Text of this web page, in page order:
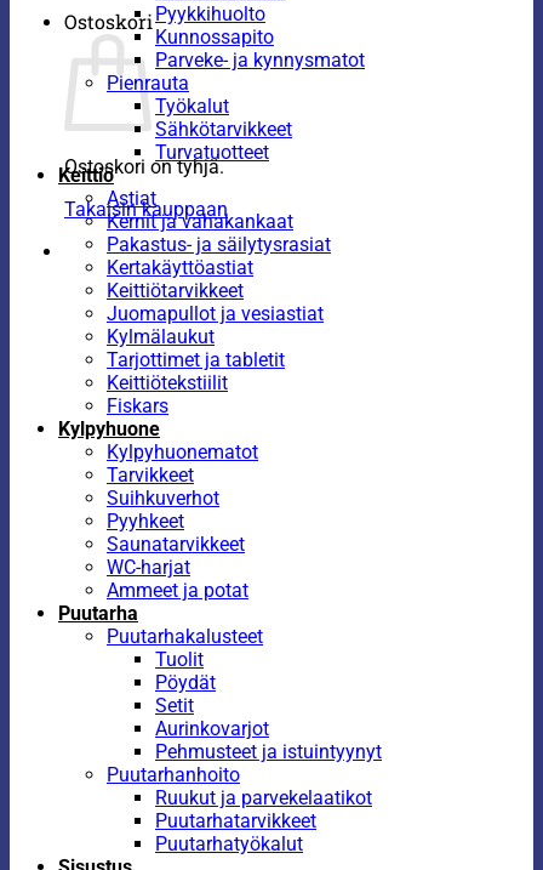
Ostoskori
Ostoskori on tyhjä.
Takaisin kauppaan
Pyykkihuolto
Kunnossapito
Parveke- ja kynnysmatot
Pienrauta
Työkalut
Sähkötarvikkeet
Turvatuotteet
Keittiö
Astiat
Kernit ja vahakankaat
Pakastus- ja säilytysrasiat
Kertakäyttöastiat
Keittiötarvikkeet
Juomapullot ja vesiastiat
Kylmälaukut
Tarjottimet ja tabletit
Keittiötekstiilit
Fiskars
Kylpyhuone
Kylpyhuonematot
Tarvikkeet
Suihkuverhot
Pyyhkeet
Saunatarvikkeet
WC-harjat
Ammeet ja potat
Puutarha
Puutarhakalusteet
Tuolit
Pöydät
Setit
Aurinkovarjot
Pehmusteet ja istuintyynyt
Puutarhanhoito
Ruukut ja parvekelaatikot
Puutarhatarvikkeet
Puutarhatyökalut